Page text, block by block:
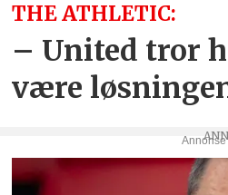
THE ATHLETIC:
– United tror
være
Annonse